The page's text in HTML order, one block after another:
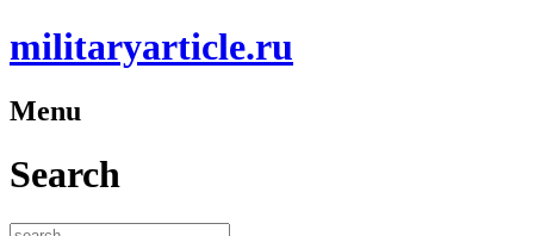
militaryarticle.ru
Menu
Search